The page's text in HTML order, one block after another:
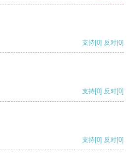
支持[0] 反对[0]
支持[0] 反对[0]
支持[0] 反对[0]